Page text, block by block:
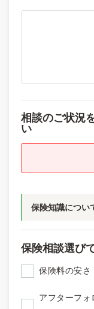
相談のご状況
い
保険知識につい
保険相談選び
保険料の安さ
アフターフォ